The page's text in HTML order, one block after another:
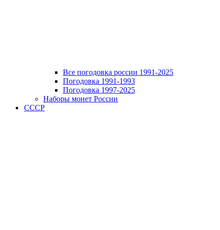
Все погодовка россии 1991-2025
Погодовка 1991-1993
Погодовка 1997-2025
Наборы монет России
СССР